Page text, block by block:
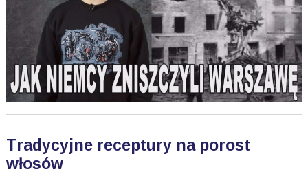
Tradycyjne receptury na porost
włosów